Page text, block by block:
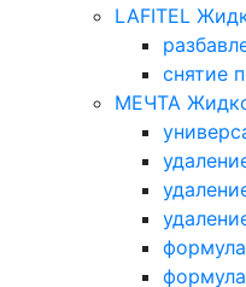
LAFITEL
снятие
МЕЧТА